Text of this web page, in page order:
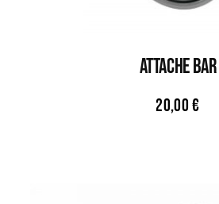
Attache Bar
20,00€